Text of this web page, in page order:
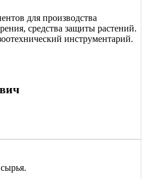
для производства
средства защиты растений.
инструментарий.